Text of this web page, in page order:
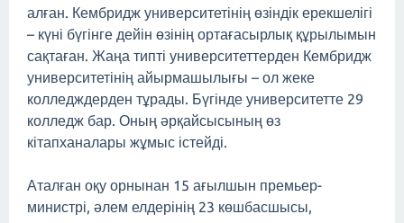
алған. Кембридж университетінің өзіндік ерекшелігі
– күні бүгінге дейін өзінің ортағасырлық құрылымын
сақтаған. Жаңа типті университеттерден Кембридж
университетінің айырмашылығы – ол жеке
колледждерден тұрады. Бүгінде университетте 29
колледж бар. Оның әрқайсысының өз
кітапханалары жұмыс істейді.
Аталған оқу орнынан 15 ағылшын премьер-
министрі, әлем елдерінің 23 көшбасшысы,